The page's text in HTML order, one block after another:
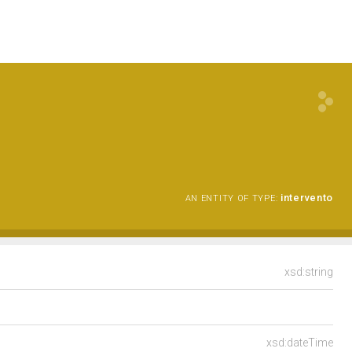
AN ENTITY OF TYPE: intervento
xsd:string
xsd:dateTime